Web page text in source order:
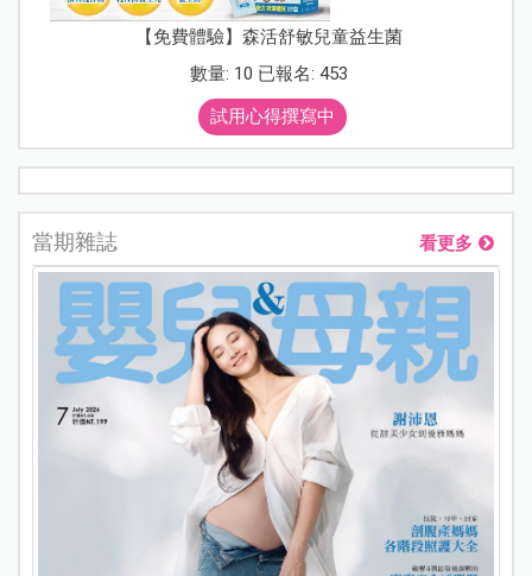
【免費體驗】森活舒敏兒童益生菌
數量: 10 已報名: 453
試用心得撰寫中
當期雜誌 看更多